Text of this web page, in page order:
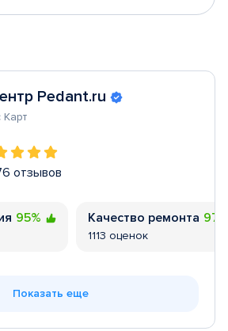
Pedant.ru
отзывов
95% Качество ремонта
1113 оценок
Показать еще